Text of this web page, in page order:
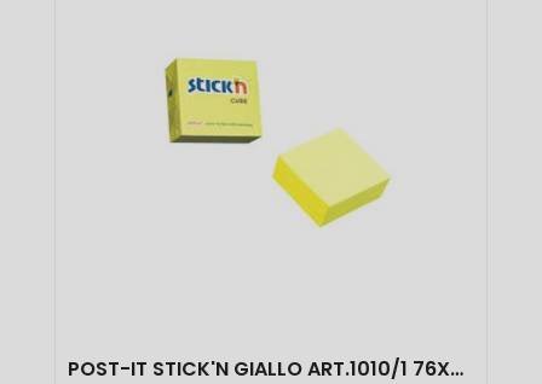
POST-IT STICK'N GIALLO ART.1010/1 76X51